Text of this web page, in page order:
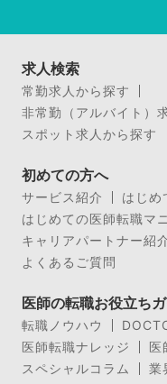
求人検索
常勤求人から探す
非常勤（アルバイト）
スポット求人から探す
初めての方へ
サービス紹介
はじめ
はじめての医師転職マ
キャリアパートナー紹
よくあるご質問
医師の転職お役立ち
転職ノウハウ
医師転職ナレッジ
医
スペシャルコラム
業